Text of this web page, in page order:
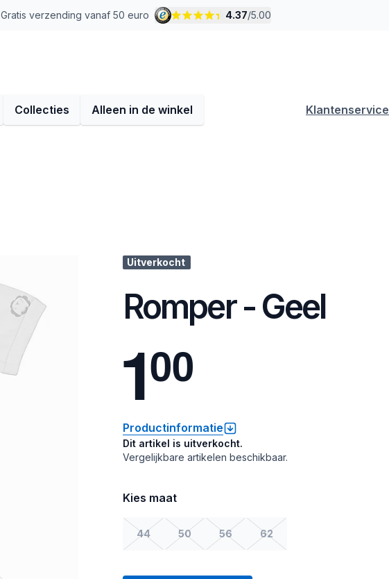
Gratis verzending vanaf 50 euro 4.37/5.00
Collecties Alleen in de winkel Klantenservice
Uitverkocht
Romper - Geel
100
Productinformatie
Dit artikel is uitverkocht.
Vergelijkbare artikelen beschikbaar.
Kies maat
44 50 56 62